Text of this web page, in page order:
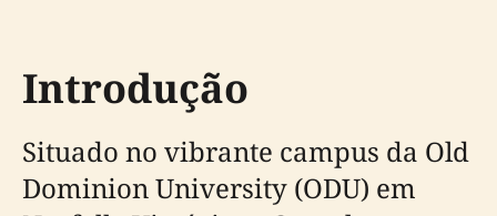
Introdução
Situado no vibrante campus da Old
Dominion University (ODU) em